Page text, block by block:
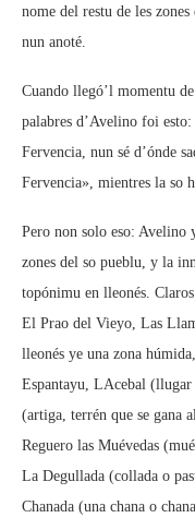
nome del restu de les
nun anoté.
Cuando llegó’l momentu
palabres d’Avelino foi
Fervencia, nun sé d’ónde
Fervencia», mientres la so
Pero non solo eso: Avelino
zones del so pueblu, y la
topónimu en lleonés.
El Prao del Vieyo, Las
lleonés ye una zona
Espantayu, LAcebal
(artiga, terrén que se gana
Reguero las Muévedas
La Degullada (collada o
Chanada (una chana o